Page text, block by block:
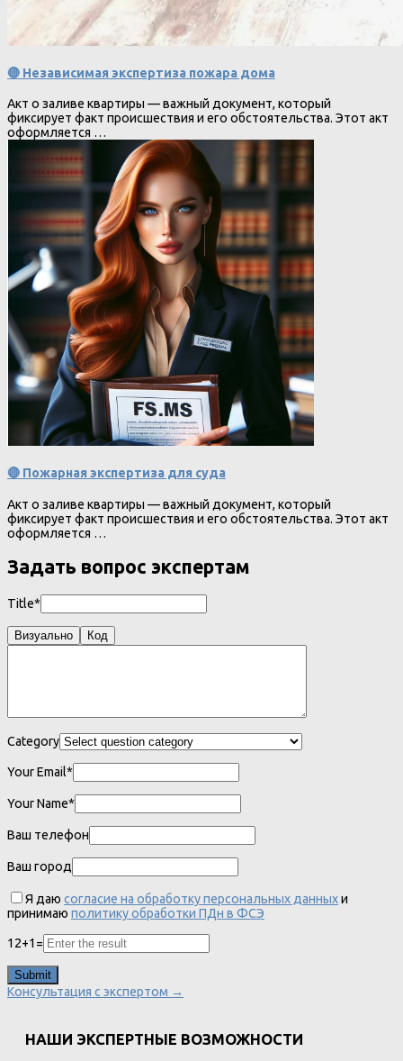
🔴 Независимая экспертиза пожара дома
Акт о заливе квартиры — важный документ, который
фиксирует факт происшествия и его обстоятельства. Этот акт
оформляется …
🔴 Пожарная экспертиза для суда
Акт о заливе квартиры — важный документ, который
фиксирует факт происшествия и его обстоятельства. Этот акт
оформляется …
Задать вопрос экспертам
Title*
Визуально Код
Category
Your Email*
Your Name*
Ваш телефон
Ваш город
Я даю согласие на обработку персональных данныхи
принимаю политику обработки ПДн в ФСЭ
12+1 =
Консультация с экспертом →
НАШИ ЭКСПЕРТНЫЕ ВОЗМОЖНОСТИ